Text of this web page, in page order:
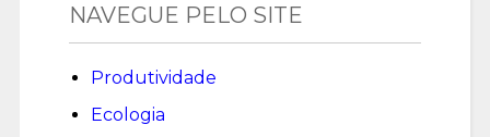
NAVEGUE PELO SITE
Produtividade
Ecologia